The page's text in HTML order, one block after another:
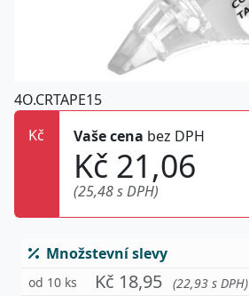
4O.CRTAPE15
Kč
Vaše cena bez DPH
Kč 21,06
(25,48 s DPH)
Množstevní slevy
od 10 ks Kč 18,95 (22,93 s DPH)